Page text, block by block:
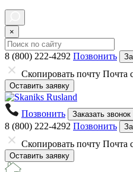
×
8 (800) 222-4292 Позвонить
Скопировать почту Почта
Оставить заявку
Позвонить Заказать звонок
8 (800) 222-4292 Позвонить
Скопировать почту Почта
Оставить заявку